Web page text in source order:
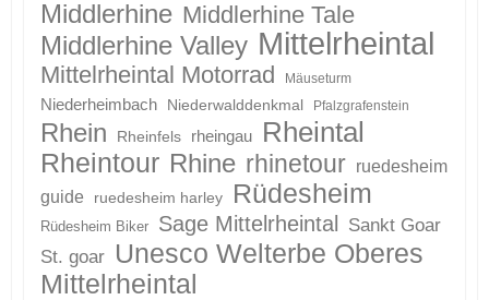
Middlerhine Middlerhine Tale
Middlerhine Valley Mittelrheintal
Mittelrheintal Motorrad Mäuseturm
Niederheimbach Niederwalddenkmal Pfalzgrafenstein
Rhein Rheinfels rheingau
Rheintal
Rheintour Rhine rhinetour ruedesheim
guide
ruedesheim harley Rüdesheim
Rüdesheim Biker Sage Mittelrheintal Sankt Goar
St. goar Unesco Welterbe Oberes
Mittelrheintal